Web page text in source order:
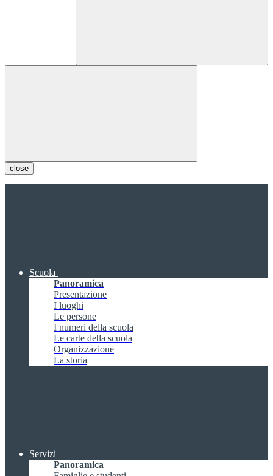
close
Scuola
Panoramica
Presentazione
I luoghi
Le persone
I numeri della scuola
Le carte della scuola
Organizzazione
La storia
Servizi
Panoramica